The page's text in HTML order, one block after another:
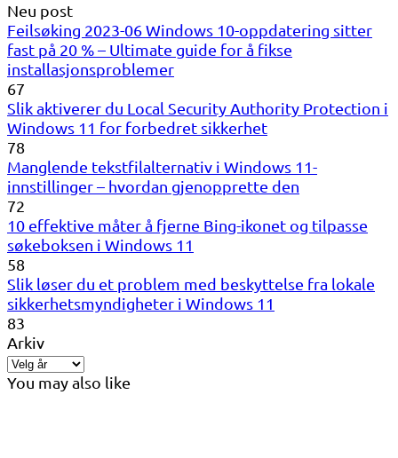
Neu post
Feilsøking 2023-06 Windows 10-oppdatering sitter
fast på 20 % – Ultimate guide for å fikse
installasjonsproblemer
67
Slik aktiverer du Local Security Authority Protection i
Windows 11 for forbedret sikkerhet
78
Manglende tekstfilalternativ i Windows 11-
innstillinger – hvordan gjenopprette den
72
10 effektive måter å fjerne Bing-ikonet og tilpasse
søkeboksen i Windows 11
58
Slik løser du et problem med beskyttelse fra lokale
sikkerhetsmyndigheter i Windows 11
83
Arkiv
You may also like